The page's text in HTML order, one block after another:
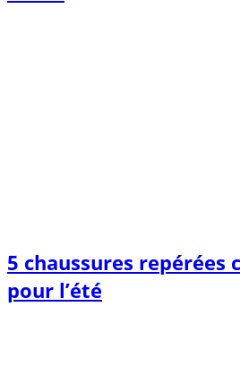
5 chaussures repérées
pour l’été